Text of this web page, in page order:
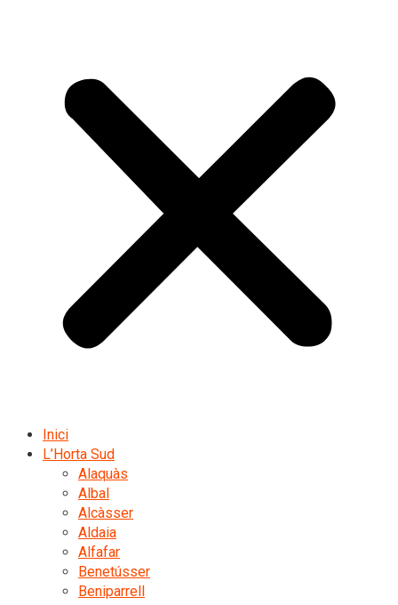
Inici
L’Horta Sud
Alaquàs
Albal
Alcàsser
Aldaia
Alfafar
Benetússer
Beniparrell